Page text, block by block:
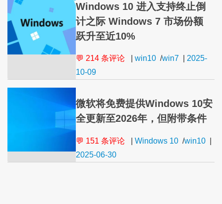
Windows 10 进入支持终止倒
计之际 Windows 7 市场份额
跃升至近10%
💬 214 条评论 win10 /win7
2025-
10-09
微软将免费提供Windows 10安
全更新至2026年，但附带条件
💬 151 条评论 Windows 10 /win10
2025-06-30